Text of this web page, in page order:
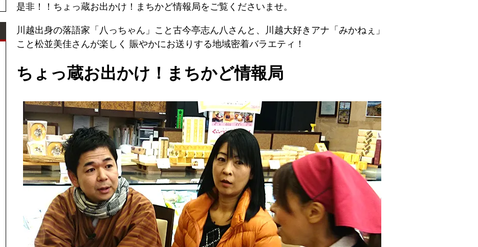
是非！！ちょっ蔵お出かけ！まちかど情報局をご覧くださいませ。
川越出身の落語家「八っちゃん」こと古今亭志ん八さんと、川越大好きアナ「みかねぇ」
こと松並美佳さんが楽しく 賑やかにお送りする地域密着バラエティ！
ちょっ蔵お出かけ！まちかど情報局